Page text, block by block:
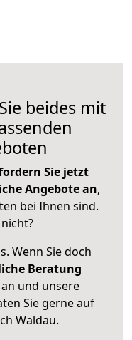
beides mit
Sie jetzt
Angebote an,
bei Ihnen sind.
Wenn Sie doch
Beratung
und unsere
Sie gerne auf
Waldau.